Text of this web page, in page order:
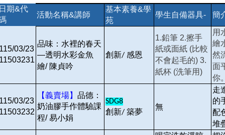
期&代
活動名稱&講師
基本素養&學
苑
學生自備器具- 簡
03/23
品味：水裡的春天
—透明水彩金魚
繪/ 陳貞吟
創新/ 感恩
1.鉛筆 2.擦手
紙或面紙 (比較
不會起毛的) 3.
紙杯 (洗筆用)
用
繪
然
面
你
03/23
【義賣場】 品德：
奶油膠手作體驗課
程/ 易小娟
SDG8
創新/ 築夢
無
走
的
配
堆